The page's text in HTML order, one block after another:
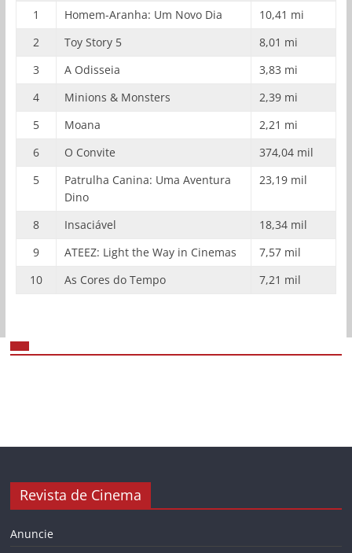
1
Homem-Aranha: Um Novo Dia
10,41 mi
2
Toy Story 5
8,01 mi
3
A Odisseia
3,83 mi
4
Minions & Monsters
2,39 mi
5
Moana
2,21 mi
6
O Convite
374,04 mil
5
Patrulha Canina: Uma Aventura
Dino
23,19 mil
8 Insaciável
18,34 mil
9
ATEEZ: Light the Way in Cinemas
7,57 mil
10
As Cores do Tempo 7,21 mil
Revista de Cinema
Anuncie